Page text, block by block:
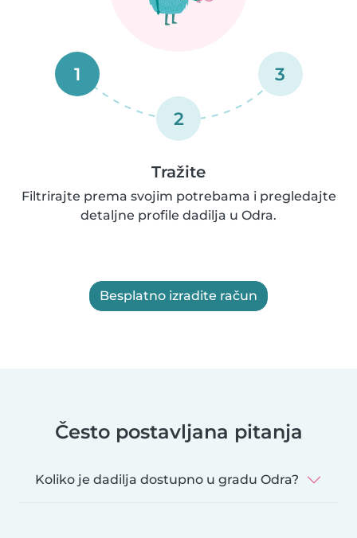
1
2
3
Tražite
Filtrirajte prema svojim potrebama i pregledajte
detaljne profile dadilja u Odra.
Besplatno izradite račun
Često postavljana pitanja
Koliko je dadilja dostupno u gradu Odra?